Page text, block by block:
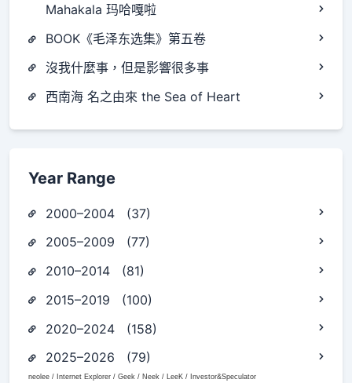
Mahakala 玛哈嘎啦
BOOK《毛泽东选集》第五卷
沒我什麼事，但是影響很多事
西南海 名之由來 the Sea of Heart
Year Range
2000–2004 (37)
2005–2009 (77)
2010–2014 (81)
2015–2019 (100)
2020–2024 (158)
2025–2026 (79)
neolee / Internet Explorer / Geek / Neek / LeeK / Investor&Speculator